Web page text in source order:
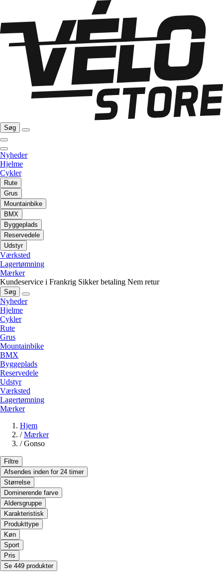
Søg
Nyheder
Hjelme
Cykler
Rute
Grus
Mountainbike
BMX
Byggeplads
Reservedele
Udstyr
Værksted
Lagertømning
Mærker
Kundeservice i Frankrig Sikker betaling Nem retur
Søg
Nyheder
Hjelme
Cykler
Rute
Grus
Mountainbike
BMX
Byggeplads
Reservedele
Udstyr
Værksted
Lagertømning
Mærker
Hjem
/ Mærker
/ Gonso
Filtre
Afsendes inden for 24 timer
Størrelse
Dominerende farve
Aldersgruppe
Karakteristisk
Produkttype
Køn
Sport
Pris
Se 449 produkter